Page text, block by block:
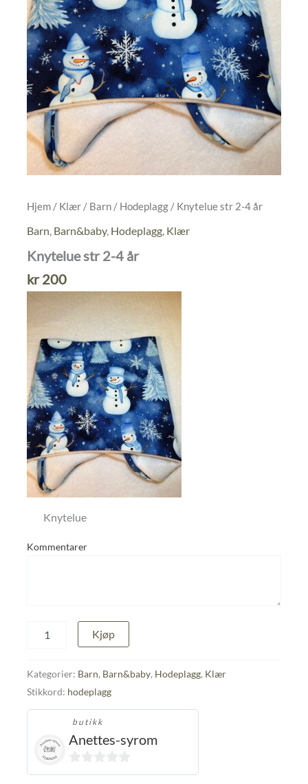
Hjem / Klær / Barn / Hodeplagg / Knytelue str 2-4 år
Barn, Barn&baby, Hodeplagg, Klær
Knytelue str 2-4 år
kr200
Knytelue
Kommentarer
4
antall
Kjøp
Kategorier: Barn, Barn&baby, Hodeplagg, Klær
Stikkord: hodeplagg
butikk
Anettes-syrom
0